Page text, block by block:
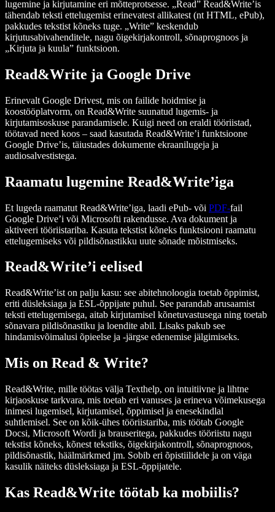
lugemine ja kirjutamine eri mõtteprotsesse. „Read” Read&Write’is
tähendab teksti ettelugemist erinevatest allikatest (nt HTML, ePub),
pakkudes tekstist kõneks tuge. „Write” keskendub
kirjutusabivahenditele, nagu õigekirjakontroll, sõnaprognoos ja
„Kirjuta ja kuula” funktsioon.
Read&Write ja Google Drive
Erinevalt Google Drivest, mis on failide hoidmise ja
koostööplatvorm, on Read&Write suunatud lugemis- ja
kirjutamisoskuse parandamisele. Kuigi need on eraldi tööriistad,
töötavad need koos – saad kasutada Read&Write’i funktsioone
Google Drive’is, täiustades dokumente ekraanilugeja ja
audiosalvestistega.
Raamatu lugemine Read&Write’iga
Et lugeda raamatut Read&Write’iga, laadi ePub- või PDF-fail
Google Drive’i või Microsofti rakendusse. Ava dokument ja
aktiveeri tööriistariba. Kasuta tekstist kõneks funktsiooni raamatu
ettelugemiseks või pildisõnastikku uute sõnade mõistmiseks.
Read&Write’i eelised
Read&Write’ist on palju kasu: see abitehnoloogia toetab õppimist,
eriti düsleksiaga ja ESL-õppijate puhul. See parandab arusaamist
teksti ettelugemisega, aitab kirjutamisel kõnetuvastusega ning toetab
sõnavara pildisõnastiku ja loendite abil. Lisaks pakub see
hindamisvõimalusi õpieelse ja -järgse edenemise jälgimiseks.
Mis on Read & Write?
Read&Write, mille töötas välja Texthelp, on intuitiivne ja lihtne
kirjaoskuse tarkvara, mis toetab eri vanuses ja erineva võimekusega
inimesi lugemisel, kirjutamisel, õppimisel ja enesekindlal
suhtlemisel. See on kõik-ühes tööriistariba, mis töötab Google
Docsi, Microsoft Wordi ja brauseritega, pakkudes tööriistu nagu
tekstist kõneks, kõnest tekstiks, õigekirjakontroll, sõnaprognoos,
pildisõnastik, häälmärkmed jm. Sobib eri õpistiilidele ja on väga
kasulik näiteks düsleksiaga ja ESL-õppijatele.
Kas Read&Write töötab ka mobiilis?